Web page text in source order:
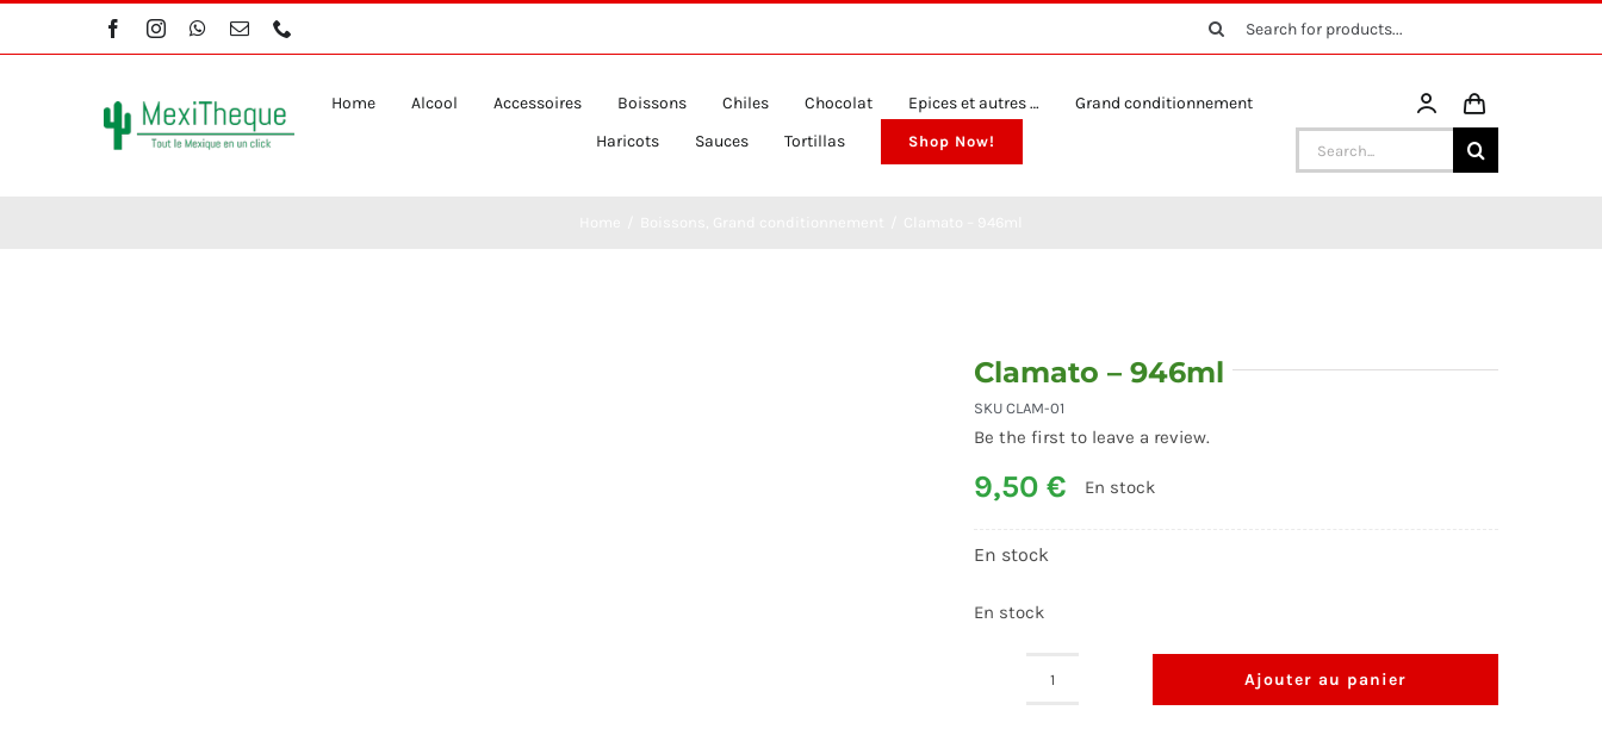
to
Search
for:
Home Alcool Accessoires Boissons Chiles Chocolat Epices et autres …
Grand conditionnement
Haricots
Sauces Tortillas Shop Now!
Search
for:
Clamato – 946ml
SKUCLAM-01
Be the first to leave a review.
9,50€ En stock
En stock
En stock
Ajouter au panier